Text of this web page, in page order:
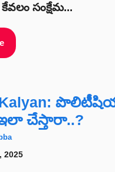
సంక్షేమ...
Kalyan:
చేస్తారా..?
2025